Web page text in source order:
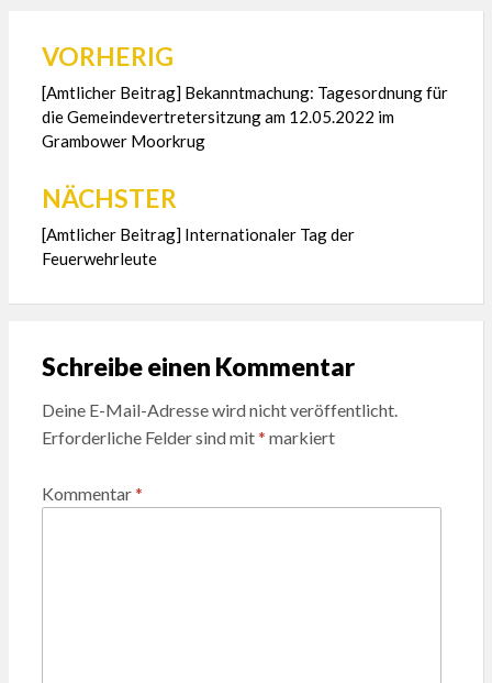
Beitragsnavigation
VORHERIG
[Amtlicher Beitrag] Bekanntmachung: Tagesordnung für
die Gemeindevertretersitzung am 12.05.2022 im
Grambower Moorkrug
NÄCHSTER
[Amtlicher Beitrag] Internationaler Tag der
Feuerwehrleute
Schreibe einen Kommentar
Deine E-Mail-Adresse wird nicht veröffentlicht.
Erforderliche Felder sind mit* markiert
Kommentar*